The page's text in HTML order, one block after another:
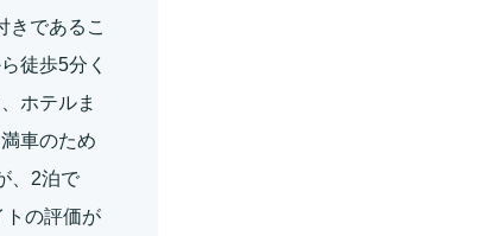
きであるこ
徒歩5分く
ホテルま
車のため
、2泊で
トの評価が